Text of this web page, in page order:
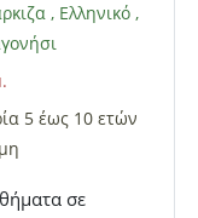
, Ελληνικό,
5 έως 10 ετών
σε